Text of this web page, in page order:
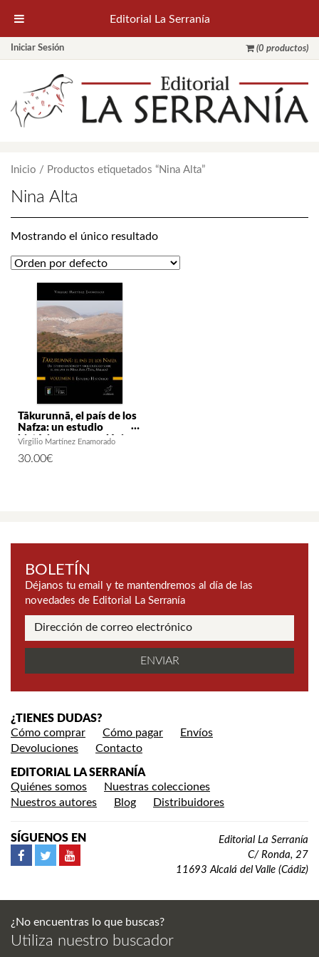
Iniciar Sesión (0 productos)
Inicio / Productos etiquetados “Nina Alta”
Nina Alta
Mostrando el único resultado
Tākurunnā, el país de los
Nafza: un estudio
histórico y arqueológico
Alta (Teba, Málaga). Vol. I:
Virgilio Martínez Enamorado
30.00€
BOLETÍN
Déjanos tu email y te mantendremos al día de las
novedades de Editorial La Serranía
¿TIENES DUDAS?
Cómo comprar
Cómo pagar
Envíos
Devoluciones
Contacto
EDITORIAL LA SERRANÍA
Quiénes somos
Nuestras colecciones
Nuestros autores
Blog Distribuidores
SÍGUENOS EN
Editorial La Serranía
C/ Ronda, 27
11693 Alcalá del Valle (Cádiz)
¿No encuentras lo que buscas?
Utiliza nuestro buscador
Editorial La Serranía